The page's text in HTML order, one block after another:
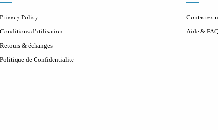
Privacy Policy
Conditions d'utilisation
Retours & échanges
Politique de Confidentialité
Contactez
Aide & FAQ